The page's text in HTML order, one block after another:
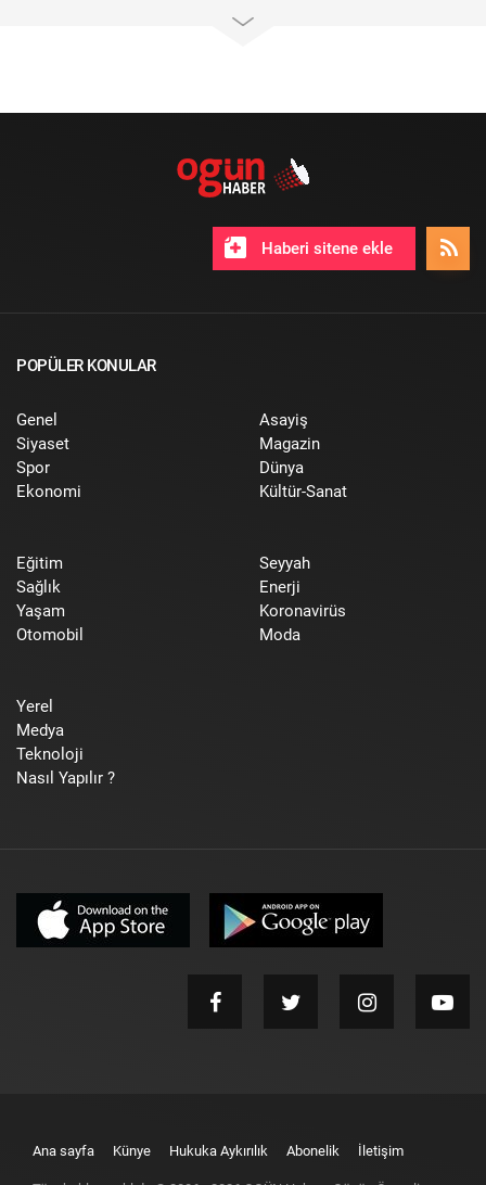
Haberi sitene ekle
POPÜLER KONULAR
Genel
Siyaset
Spor
Ekonomi
Asayiş
Magazin
Dünya
Kültür-Sanat
Eğitim
Sağlık
Yaşam
Otomobil
Seyyah
Enerji
Koronavirüs
Moda
Yerel
Medya
Teknoloji
Nasıl Yapılır ?
Ana sayfa Künye Hukuka Aykırılık Abonelik İletişim